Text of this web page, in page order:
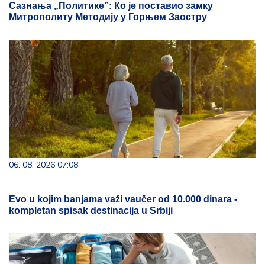
Сазнања „Политике”: Ко је поставио замку
Митрополиту Методију у Горњем Заостру
06. 08. 2026 07:08
Evo u kojim banjama važi vaučer od 10.000 dinara -
kompletan spisak destinacija u Srbiji